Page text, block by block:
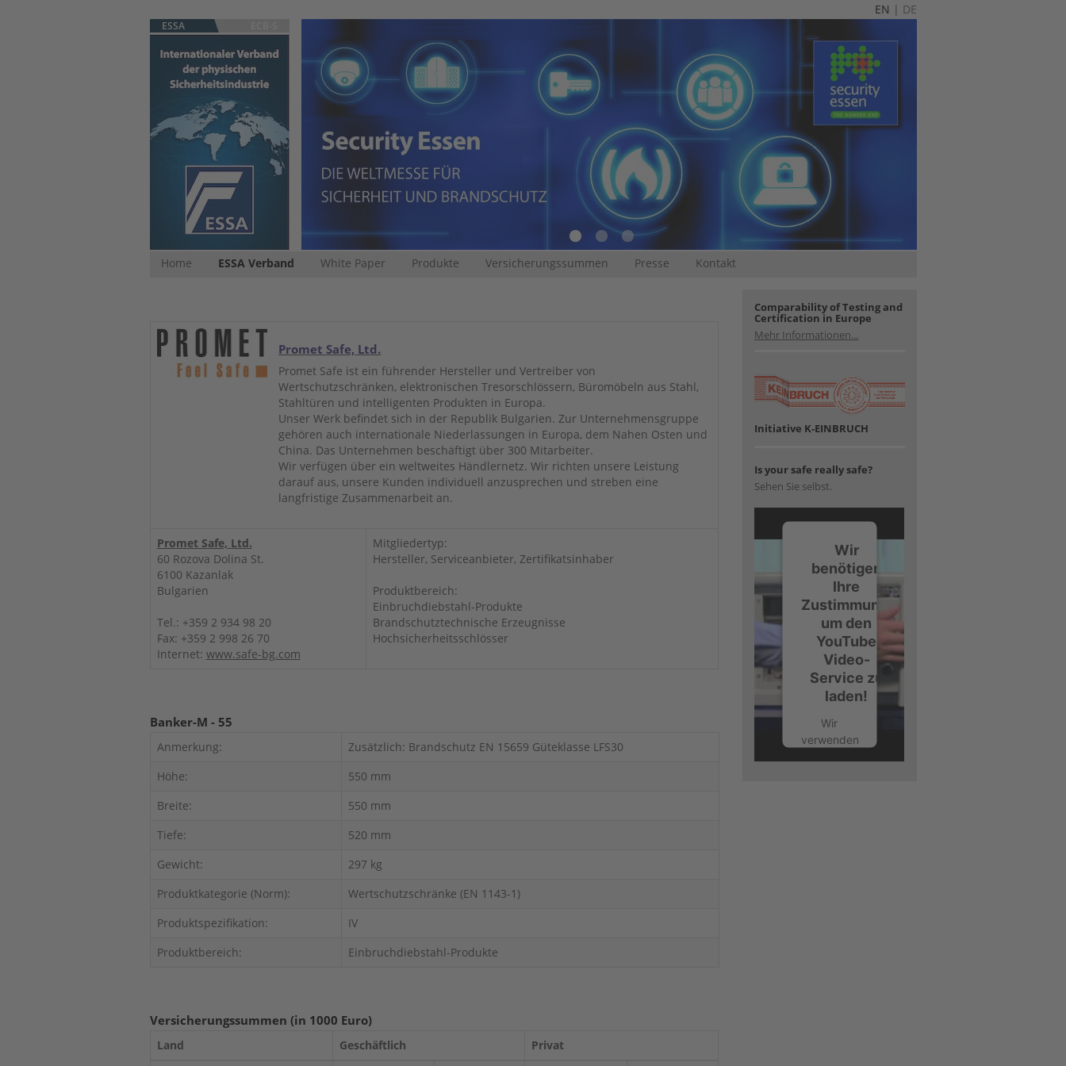
EN | DE
ESSA
Home ESSA Verband White Paper Produkte Versicherungssummen Presse Kontakt
Promet Safe, Ltd.
Promet Safe ist ein führender Hersteller und Vertreiber von
Wertschutzschränken, elektronischen Tresorschlössern, Büromöbeln aus Stahl,
Stahltüren und intelligenten Produkten in Europa.
Unser Werk befindet sich in der Republik Bulgarien. Zur Unternehmensgruppe
gehören auch internationale Niederlassungen in Europa, dem Nahen Osten und
China. Das Unternehmen beschäftigt über 300 Mitarbeiter.
Wir verfügen über ein weltweites Händlernetz. Wir richten unsere Leistung
darauf aus, unsere Kunden individuell anzusprechen und streben eine
langfristige Zusammenarbeit an.
Promet Safe, Ltd.
60 Rozova Dolina St.
6100 Kazanlak
Bulgarien
Tel.: +359 2 934 98 20
Fax: +359 2 998 26 70
Internet: www.safe-bg.com
Mitgliedertyp:
Hersteller, Serviceanbieter, Zertifikatsinhaber
Produktbereich:
Einbruchdiebstahl-Produkte
Brandschutztechnische Erzeugnisse
Hochsicherheitsschlösser
Banker-M - 55
Anmerkung:
Zusätzlich: Brandschutz EN 15659 Güteklasse LFS30
Höhe:
550 mm
Breite:
550 mm
Tiefe:
520 mm
Gewicht:
297 kg
Produktkategorie (Norm):
Wertschutzschränke (EN 1143-1)
Produktspezifikation:
IV
Produktbereich:
Einbruchdiebstahl-Produkte
Versicherungssummen (in 1000 Euro)
Land Geschäftlich
Privat
Comparability of Testing and
Certification in Europe
Mehr Informationen...
Initiative K-EINBRUCH
Is your safe really safe?
Sehen Sie selbst.
Wir
benötigen
Ihre
Zustimmung,
um den
YouTube
Video-
Service zu
laden!
Wir
verwenden